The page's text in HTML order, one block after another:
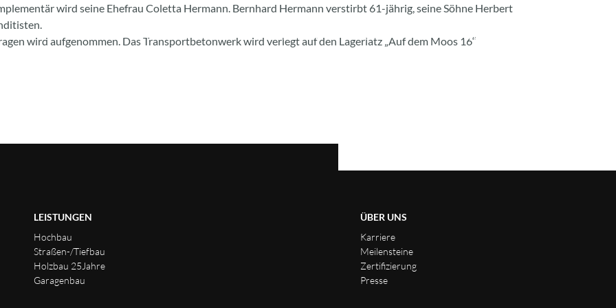
LEISTUNGEN UNTERNEHMEN KARRIERE KONTAKT DOWNLOADS
wird seine Ehefrau Coletta Hermann. Bernhard Hermann verstirbt 61-jährig, seine Söhne Herbert
wird aufgenommen. Das Transportbetonwerk wird verlegt auf den Lagerlatz „Auf dem Moos 16“
LEISTUNGEN
Hochbau
Straßen-/Tiefbau
Holzbau 25Jahre
Garagenbau
ÜBER UNS
Karriere
Meilensteine
Zertifizierung
Presse